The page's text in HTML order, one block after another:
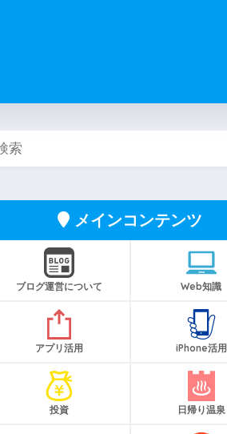
メインコンテンツ
ブログ運営について Web知識
アプリ活用 iPhone活用
投資 日帰り温泉